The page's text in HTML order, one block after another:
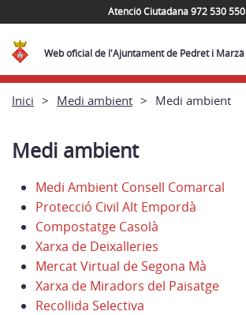
Atenció Ciutadana 972 530 550
Web oficial de l'Ajuntament de Pedret i Marzà
Inici Medi ambient Medi ambient
Medi ambient
Medi Ambient Consell Comarcal
Protecció Civil Alt Empordà
Compostatge Casolà
Xarxa de Deixalleries
Mercat Virtual de Segona Mà
Xarxa de Miradors del Paisatge
Recollida Selectiva